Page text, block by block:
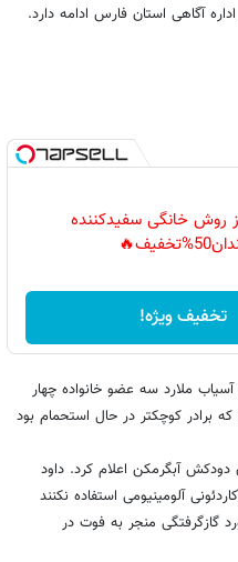
آگاهی استان فارس ادامه دارد.
روش خانگی سفیدکننده
تخفیف ویژه!
ملارد سه عضو خانواده چهار
این حادثه سه برادر 9، 17 و25 ساله بودند که برادر کوچکتر در حال استحمام بود
دودکش آبگرمکن اعلام کرد. داود
آلومینیومی استفاده نکنند
مورد گازگرفتگی منجر به فوت در